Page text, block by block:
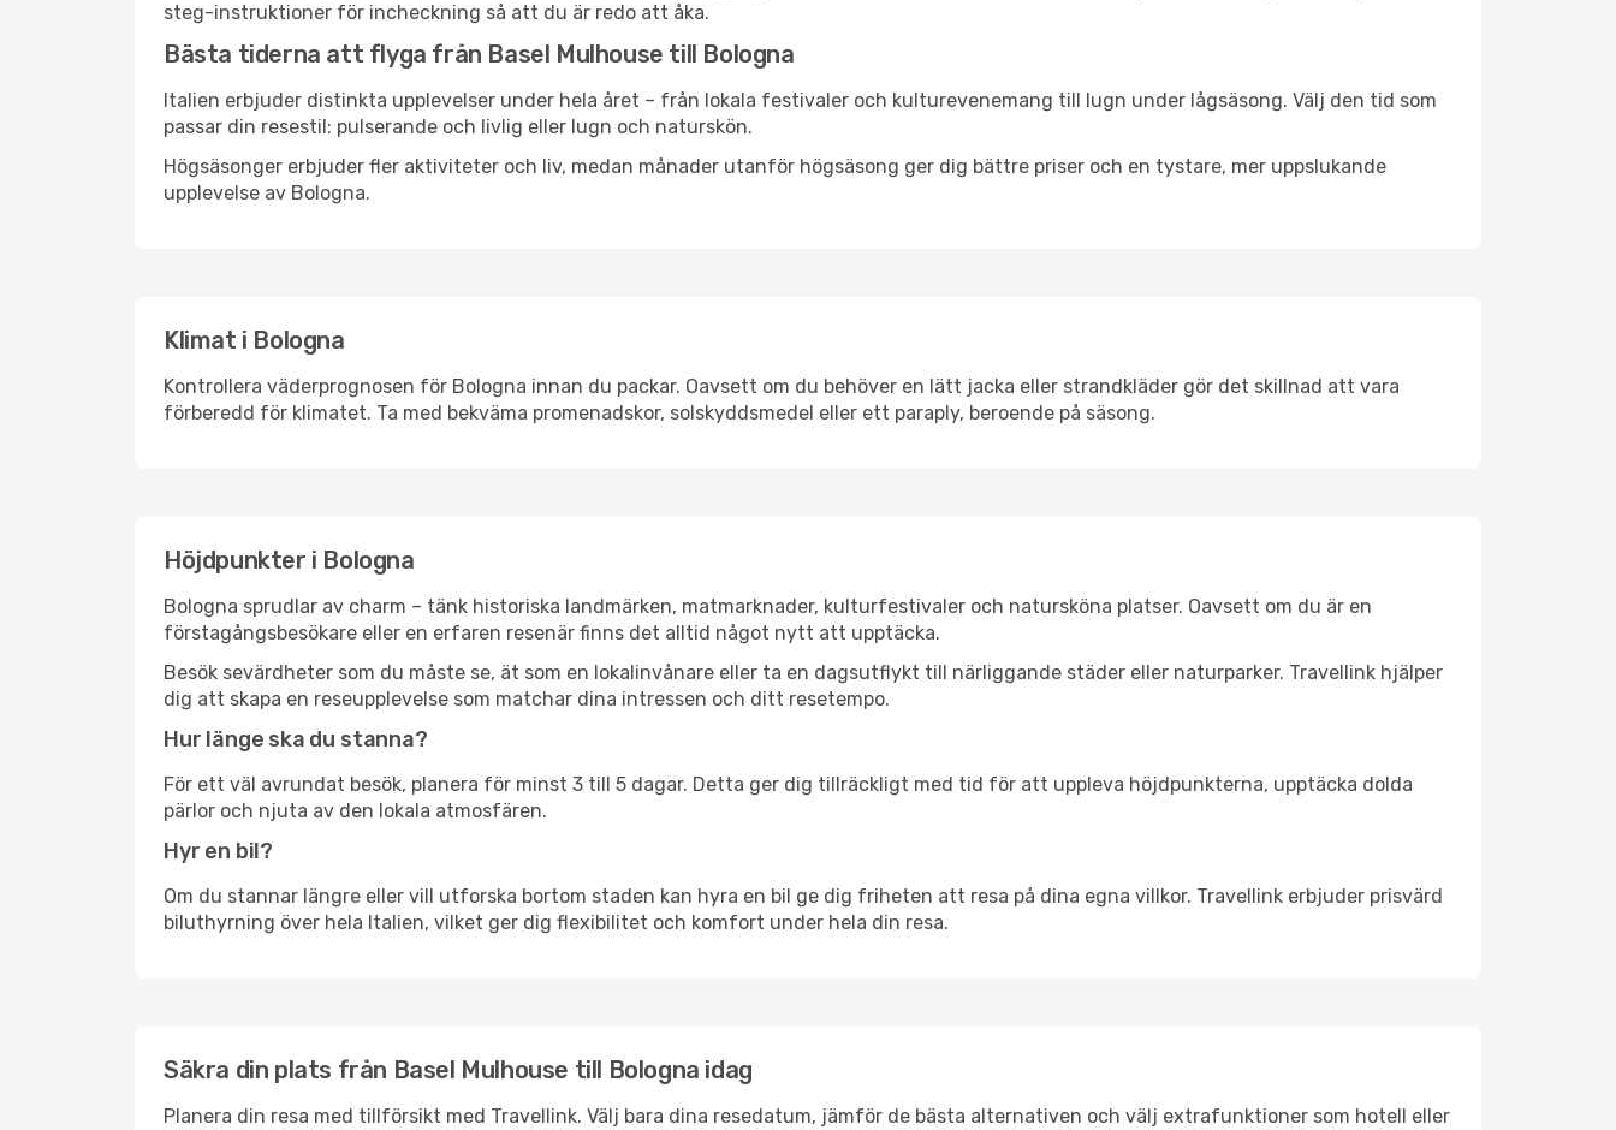
steg-instruktioner för incheckning så att du är redo att åka.
Bästa tiderna att flyga från Basel Mulhouse till Bologna
Italien erbjuder distinkta upplevelser under hela året – från lokala festivaler och kulturevenemang till lugn under lågsäsong. Välj den tid som
passar din resestil: pulserande och livlig eller lugn och naturskön.
Högsäsonger erbjuder fler aktiviteter och liv, medan månader utanför högsäsong ger dig bättre priser och en tystare, mer uppslukande
upplevelse av Bologna.
Klimat i Bologna
Kontrollera väderprognosen för Bologna innan du packar. Oavsett om du behöver en lätt jacka eller strandkläder gör det skillnad att vara
förberedd för klimatet. Ta med bekväma promenadskor, solskyddsmedel eller ett paraply, beroende på säsong.
Höjdpunkter i Bologna
Bologna sprudlar av charm – tänk historiska landmärken, matmarknader, kulturfestivaler och natursköna platser. Oavsett om du är en
förstagångsbesökare eller en erfaren resenär finns det alltid något nytt att upptäcka.
Besök sevärdheter som du måste se, ät som en lokalinvånare eller ta en dagsutflykt till närliggande städer eller naturparker. Travellink hjälper
dig att skapa en reseupplevelse som matchar dina intressen och ditt resetempo.
Hur länge ska du stanna?
För ett väl avrundat besök, planera för minst 3 till 5 dagar. Detta ger dig tillräckligt med tid för att uppleva höjdpunkterna, upptäcka dolda
pärlor och njuta av den lokala atmosfären.
Hyr en bil?
Om du stannar längre eller vill utforska bortom staden kan hyra en bil ge dig friheten att resa på dina egna villkor. Travellink erbjuder prisvärd
biluthyrning över hela Italien, vilket ger dig flexibilitet och komfort under hela din resa.
Säkra din plats från Basel Mulhouse till Bologna idag
Planera din resa med tillförsikt med Travellink. Välj bara dina resedatum, jämför de bästa alternativen och välj extrafunktioner som hotell eller